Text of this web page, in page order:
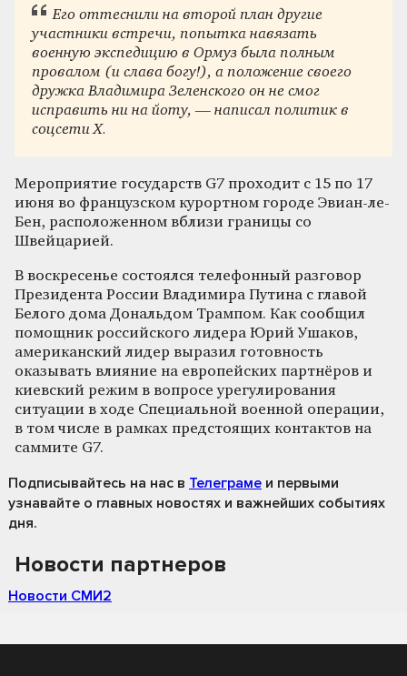
Его оттеснили на второй план другие
участники встречи, попытка навязать
военную экспедицию в Ормуз была полным
провалом (и слава богу!), а положение своего
дружка Владимира Зеленского он не смог
исправить ни на йоту, — написал политик в
соцсети X.
Мероприятие государств G7 проходит с 15 по 17
июня во французском курортном городе Эвиан-ле-
Бен, расположенном вблизи границы со
Швейцарией.
В воскресенье состоялся телефонный разговор
Президента России Владимира Путина с главой
Белого дома Дональдом Трампом. Как сообщил
помощник российского лидера Юрий Ушаков,
американский лидер выразил готовность
оказывать влияние на европейских партнёров и
киевский режим в вопросе урегулирования
ситуации в ходе Специальной военной операции,
в том числе в рамках предстоящих контактов на
саммите G7.
Подписывайтесь на нас в Телеграме и первыми
узнавайте о главных новостях и важнейших событиях
дня.
Новости партнеров
Новости СМИ2